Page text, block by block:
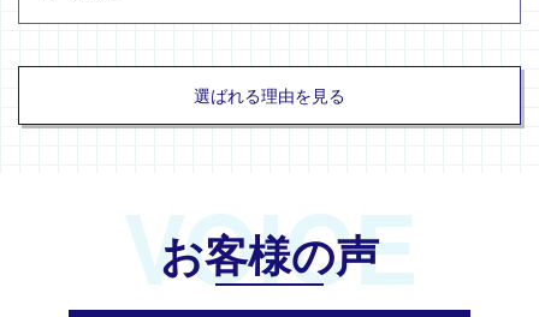
選ばれる理由を見る
VOICE
お客様の声